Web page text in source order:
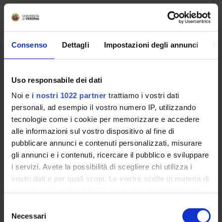
Consenso Dettagli Impostazioni degli annunci
Uso responsabile dei dati
Noi e i nostri 1022 partner trattiamo i vostri dati
personali, ad esempio il vostro numero IP, utilizzando
tecnologie come i cookie per memorizzare e accedere
alle informazioni sul vostro dispositivo al fine di
pubblicare annunci e contenuti personalizzati, misurare
gli annunci e i contenuti, ricercare il pubblico e sviluppare
i servizi. Avete la possibilità di scegliere chi utilizza i
vostri dati e per quali scopi. Le vostre scelte in materia di
modificare o revocare il proprio consenso in qualsiasi
delNecessari
emailrosanna gorris univr it
phone+39 045802 8324
Hartle Sharon
email sharon hartle univr it
phone+39 045802 8259